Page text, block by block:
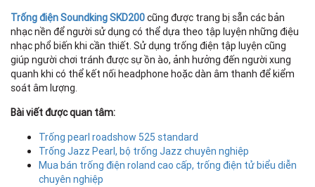
Trống điện Soundking SKD200cũng được trang bị sẵn các bản
nhạc nền để người sử dụng có thể dựa theo tập luyện những điệu
nhạc phổ biến khi cần thiết. Sử dụng trống điện tập luyện cũng
giúp người chơi tránh được sự ồn ào, ảnh hưởng đến người xung
quanh khi có thể kết nối headphone hoặc dàn âm thanh để kiểm
soát âm lượng.
Bài viết được quan tâm:
Trống pearl roadshow 525 standard
Trống Jazz Pearl, bộ trống Jazz chuyên nghiệp
Mua bán trống điện roland cao cấp, trống điện tử biểu diễn
chuyên nghiệp